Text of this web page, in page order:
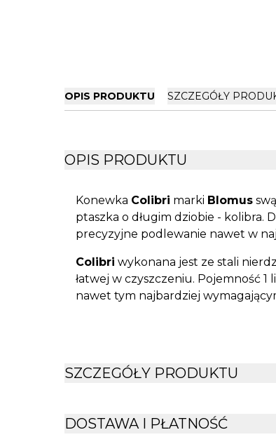
OPIS PRODUKTU SZCZEGÓŁY
OPIS PRODUKTU
Konewka Colibri marki Blomus
ptaszka o długim dziobie - kolibra.
precyzyjne podlewanie nawet w
Colibri wykonana jest ze stali
łatwej w czyszczeniu. Pojemność
nawet tym najbardziej
SZCZEGÓŁY PRODUKTU
DOSTAWA I PŁATNOŚĆ